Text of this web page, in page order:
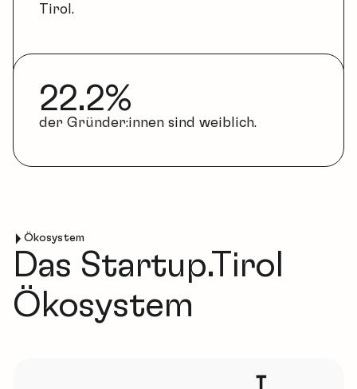
Tirol.
22.2%
der Gründer:innen sind weiblich.
Ökosystem
Das Startup.Tirol
Ökosystem